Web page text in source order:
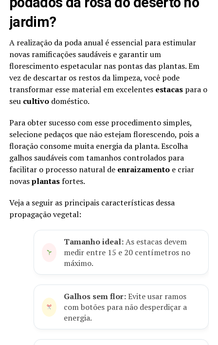
jardim?
A realização da poda anual é essencial para estimular
novas ramificações saudáveis e garantir um
florescimento espetacular nas pontas das plantas. Em
vez de descartar os restos da limpeza, você pode
transformar esse material em excelentes estacaspara o
seu cultivodoméstico.
Para obter sucesso com esse procedimento simples,
selecione pedaços que não estejam florescendo, pois a
floração consome muita energia da planta. Escolha
galhos saudáveis com tamanhos controlados para
facilitar o processo natural de enraizamentoe criar
novasplantasfortes.
Veja a seguir as principais características dessa
propagação vegetal:
Tamanho ideal:As estacas devem
medir entre 15 e 20 centímetros no
máximo.
Galhos sem flor:Evite usar ramos
com botões para não desperdiçar a
energia.